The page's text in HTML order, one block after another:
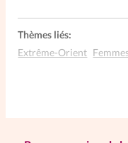
Nous
Thèmes liés:
Extrême-Orient